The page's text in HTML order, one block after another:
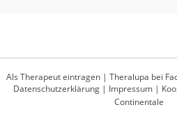
Als Therapeut eintragen | Theralupa bei
Datenschutzerklärung| Impressum|
Continentale